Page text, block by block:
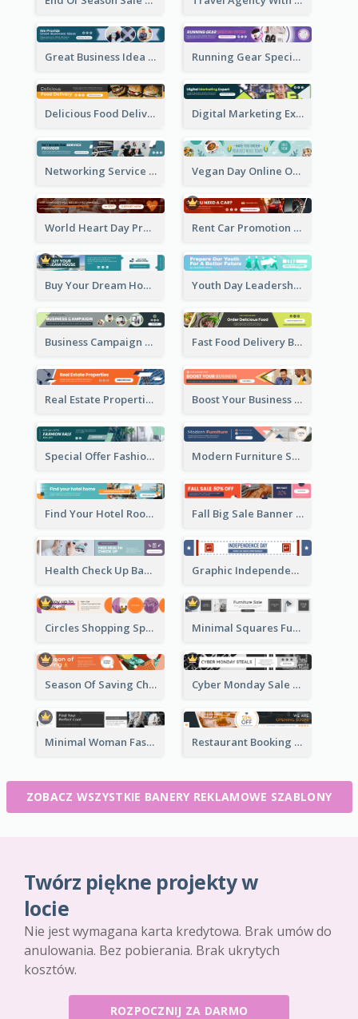
Great Business Idea Banner Ad Running Gear Special Offer Banner Ad
Delicious Food Delivery Banner Ad Digital Marketing Expert Banner Ad
Networking Service Provider Banner Ad Vegan Day Online Order Banner Ad
World Heart Day Promote Banner Ad Rent Car Promotion Banner Ad
Buy Your Dream House Banner Ad Youth Day Leadership Webinar Banner Ad
Business Campaign Banner Ad Fast Food Delivery Banner Ad
Real Estate Properties Banner Ad Boost Your Business Banner Ad
Special Offer Fashion Sale Banner Ad Modern Furniture Shopping Sale Banner Ad
Find Your Hotel Room Banner Ad Fall Big Sale Banner Ad
Health Check Up Banner Ad Graphic Independence Day Leaderboard
Circles Shopping Special Sale Leaderboard Minimal Squares Furniture Sale Leaderboard
Season Of Saving Christmas Leaderboard Cyber Monday Sale Announcement Leaderboard
Minimal Woman Fashion Promotion Leaderboard Restaurant Booking And Opening Leaderboard
ZOBACZ WSZYSTKIE BANERY REKLAMOWE SZABLONY
Twórz piękne projekty w
locie
Nie jest wymagana karta kredytowa. Brak umów do
anulowania. Bez pobierania. Brak ukrytych
kosztów.
ROZPOCZNIJ ZA DARMO